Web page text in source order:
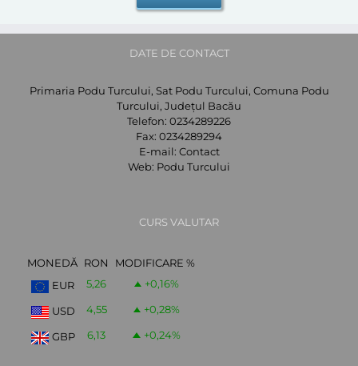
DATE DE CONTACT
Primaria Podu Turcului, Sat Podu Turcului, Comuna Podu
Turcului, Județul Bacău
Telefon: 0234289226
Fax: 0234289294
E-mail: Contact
Web: Podu Turcului
CURS VALUTAR
MONEDĂ RON
MODIFICARE %
EUR
5,26 +0,16%
USD 4,55 +0,28%
GBP 6,13 +0,24%